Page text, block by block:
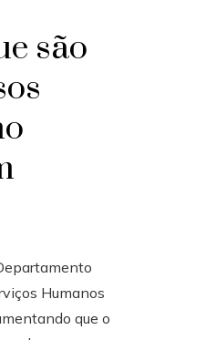
são
Humanos
que o